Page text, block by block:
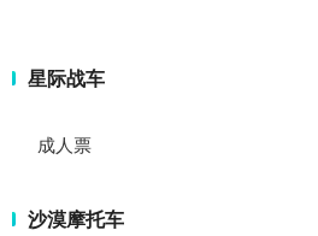
星际战车
成人票
沙漠摩托车